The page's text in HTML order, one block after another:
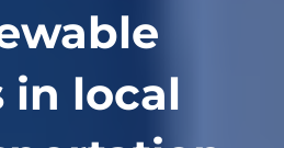
in local